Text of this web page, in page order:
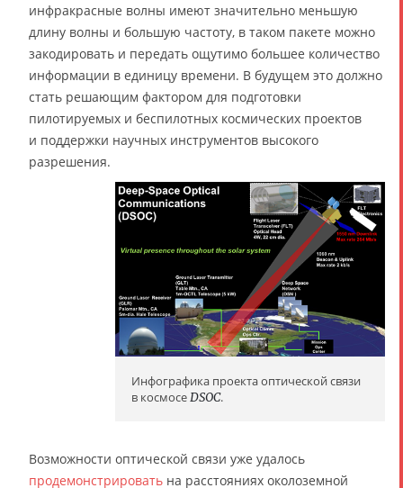
инфракрасные волны имеют значительно меньшую
длину волны и большую частоту, в таком пакете можно
закодировать и передать ощутимо большее количество
информации в единицу времени. В будущем это должно
стать решающим фактором для подготовки
пилотируемых и беспилотных космических проектов
и поддержки научных инструментов высокого
разрешения.
Инфографика проекта оптической связи
в космосеDSOC.
Возможности оптической связи уже удалось
продемонстрировать на расстояниях околоземной